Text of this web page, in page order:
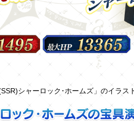
シャーロック･ホームズ」のイラス